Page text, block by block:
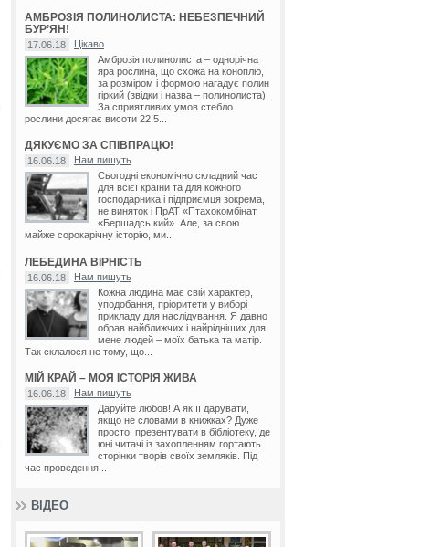
АМБРОЗІЯ ПОЛИНОЛИСТА: НЕБЕЗПЕЧНИЙ
БУР’ЯН!
17.06.18
Цікаво
Амброзія полинолиста – однорічна
яра рослина, що схожа на коноплю,
за розміром і формою нагадує полин
гіркий (звідки і назва – полинолиста).
За сприятливих умов стебло
рослини досягає висоти 22,5...
ДЯКУЄМО ЗА СПІВПРАЦЮ!
16.06.18
Нам пишуть
Сьогодні економічно складний час
для всієї країни та для кожного
господарника і підприємця зокрема,
не виняток і ПрАТ «Птахокомбінат
«Бершадсь кий». Але, за свою
майже сорокарічну історію, ми...
ЛЕБЕДИНА ВІРНІСТЬ
16.06.18
Нам пишуть
Кожна людина має свій характер,
уподобання, пріоритети у виборі
прикладу для наслідування. Я давно
обрав найближчих і найрідніших для
мене людей – моїх батька та матір.
Так склалося не тому, що...
МІЙ КРАЙ – МОЯ ІСТОРІЯ ЖИВА
16.06.18
Нам пишуть
Даруйте любов! А як її дарувати,
якщо не словами в книжках? Дуже
просто: презентувати в бібліотеку, де
юні читачі із захопленням гортають
сторінки творів своїх земляків. Під
час проведення...
ВІДЕО